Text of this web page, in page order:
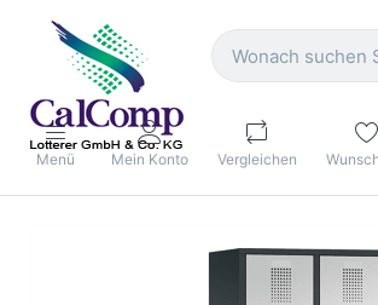
Menü Mein Konto Vergleichen